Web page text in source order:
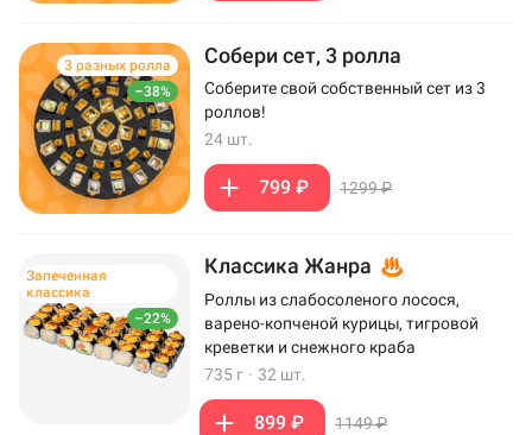
–38%
3 разных ролла Собери сет, 3 ролла
Соберите свой собственный сет из 3
роллов!
24 шт.
799 ₽ 1299 ₽
–22%
Запеченная
классика
Классика Жанра
Роллы из слабосоленого лосося,
варено-копченой курицы, тигровой
креветки и снежного краба
735 г · 32 шт.
899 ₽ 1149 ₽